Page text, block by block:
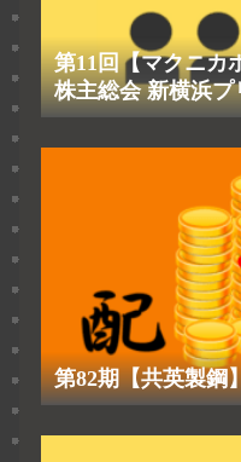
第11回【マクニカ
株主総会 新横浜プ
第82期【共英製鋼